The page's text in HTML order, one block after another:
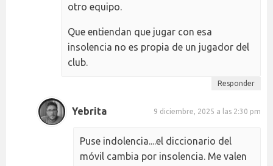
otro equipo.
Que entiendan que jugar con esa
insolencia no es propia de un jugador del
club.
Responder
Yebrita 9 diciembre, 2025 a las 2:30 pm
Puse indolencia....el diccionario del
móvil cambia por insolencia. Me valen